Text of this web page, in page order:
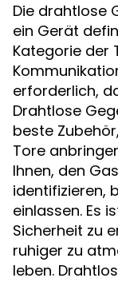
Die drahtlose
ein Gerät
Kategorie der
erforderlich,
Drahtlose
beste
Tore
Ihnen, den
identifizieren,
einlassen. Es
Sicherheit zu
ruhiger zu
leben.